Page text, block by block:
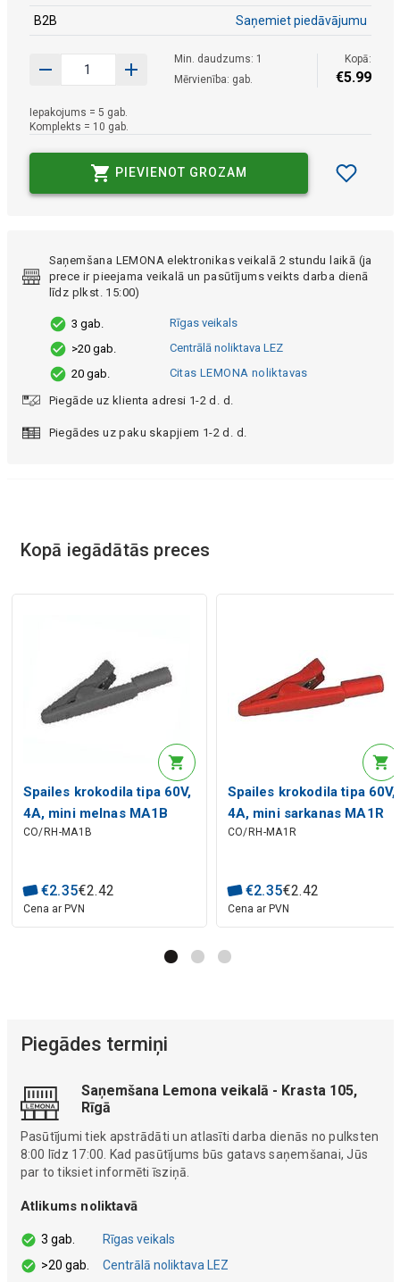
B2B Saņemiet piedāvājumu
Min. daudzums: 1
Mērvienība: gab.
Kopā:
€5.99
Iepakojums = 5 gab.
Komplekts = 10 gab.
PIEVIENOT GROZAM
Saņemšana LEMONA elektronikas veikalā 2 stundu laikā (ja
prece ir pieejama veikalā un pasūtījums veikts darba dienā
līdz plkst. 15:00)
3 gab.
Rīgas veikals
>20 gab.
Centrālā noliktava LEZ
20 gab.
Citas LEMONA noliktavas
Piegāde uz klienta adresi 1-2 d. d.
Piegādes uz paku skapjiem 1-2 d. d.
Kopā iegādātās preces
Spailes krokodila tipa 60V,
4A, mini melnas MA1B
HIRSCHMANN
CO/RH-MA1B
€2.35€2.42
Cena ar PVN
Spailes krokodila tipa 60V,
4A, mini sarkanas MA1R
HIRSCHMANN
CO/RH-MA1R
€2.35€2.42
Cena ar PVN
Piegādes termiņi
Saņemšana Lemona veikalā - Krasta 105,
Rīgā
Pasūtījumi tiek apstrādāti un atlasīti darba dienās no pulksten
8:00 līdz 17:00. Kad pasūtījums būs gatavs saņemšanai, Jūs
par to tiksiet informēti īsziņā.
Atlikums noliktavā
3 gab.
Rīgas veikals
>20 gab.
Centrālā noliktava LEZ